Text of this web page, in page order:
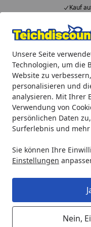
Unsere Seite
Technologien, um die
Website zu
personalisieren und
analysieren. Mit Ihrer
Verwendung von
persönlichen Daten
Surferlebnis und
Sie können Ihre
Einstellungen
Nein,
auf Rechnung (10 Zahlarten)
Alle Produkte
Mein Konto
Suchen
Startseite
Heissner
Heissner
FPU10000
F110C)